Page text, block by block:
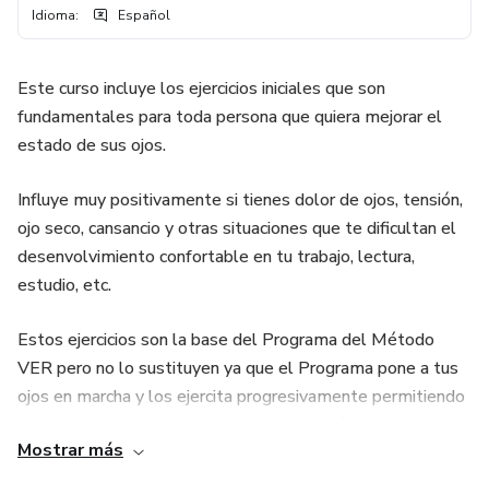
Idioma: Español
Este curso incluye los ejercicios iniciales que son
fundamentales para toda persona que quiera mejorar el
estado de sus ojos.
Influye muy positivamente si tienes dolor de ojos, tensión,
ojo seco, cansancio y otras situaciones que te dificultan el
desenvolvimiento confortable en tu trabajo, lectura,
estudio, etc.
Estos ejercicios son la base del Programa del Método
VER pero no lo sustituyen ya que el Programa pone a tus
ojos en marcha y los ejercita progresivamente permitiendo
Mostrar más